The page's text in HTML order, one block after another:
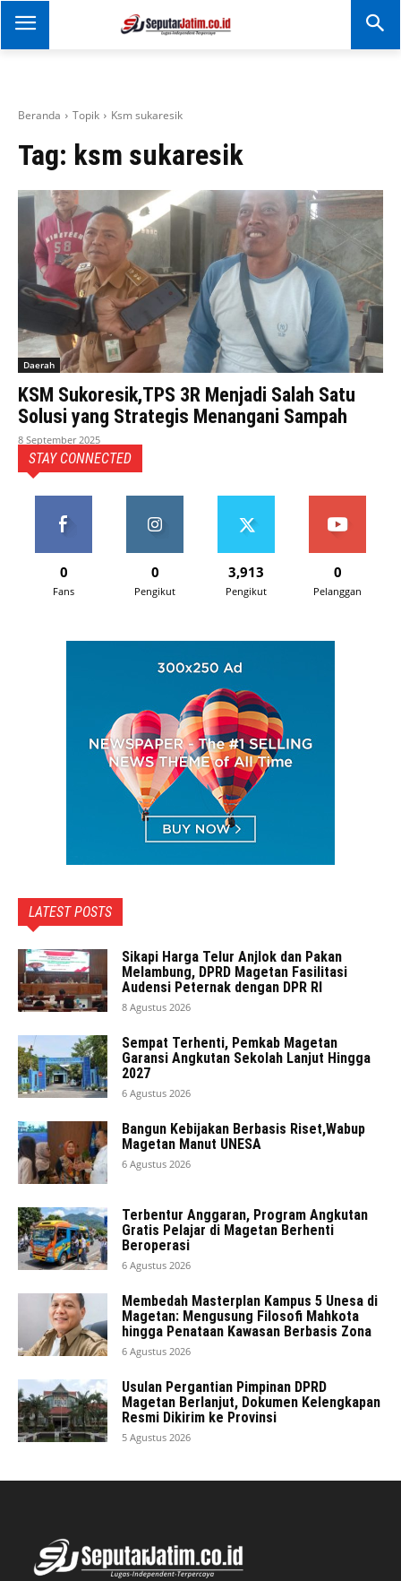
SEPUTAR JATIM
Portal Informasi Dan
Beranda Topik Ksm sukaresik
Tag: ksm sukaresik
Daerah
KSM Sukoresik,TPS 3R Menjadi Salah Satu
Solusi yang Strategis Menangani Sampah
8 September 2025
STAY CONNECTED
0
Fans
0
Pengikut
3,913
Pengikut
0
Pelanggan
LATEST POSTS
Sikapi Harga Telur Anjlok dan Pakan
Melambung, DPRD Magetan Fasilitasi
Audensi Peternak dengan DPR RI
8 Agustus 2026
Sempat Terhenti, Pemkab Magetan
Garansi Angkutan Sekolah Lanjut Hingga
2027
6 Agustus 2026
Bangun Kebijakan Berbasis Riset,Wabup
Magetan Manut UNESA
6 Agustus 2026
Terbentur Anggaran, Program Angkutan
Gratis Pelajar di Magetan Berhenti
Beroperasi
6 Agustus 2026
Membedah Masterplan Kampus 5 Unesa di
Magetan: Mengusung Filosofi Mahkota
hingga Penataan Kawasan Berbasis Zona
6 Agustus 2026
Usulan Pergantian Pimpinan DPRD
Magetan Berlanjut, Dokumen Kelengkapan
Resmi Dikirim ke Provinsi
5 Agustus 2026